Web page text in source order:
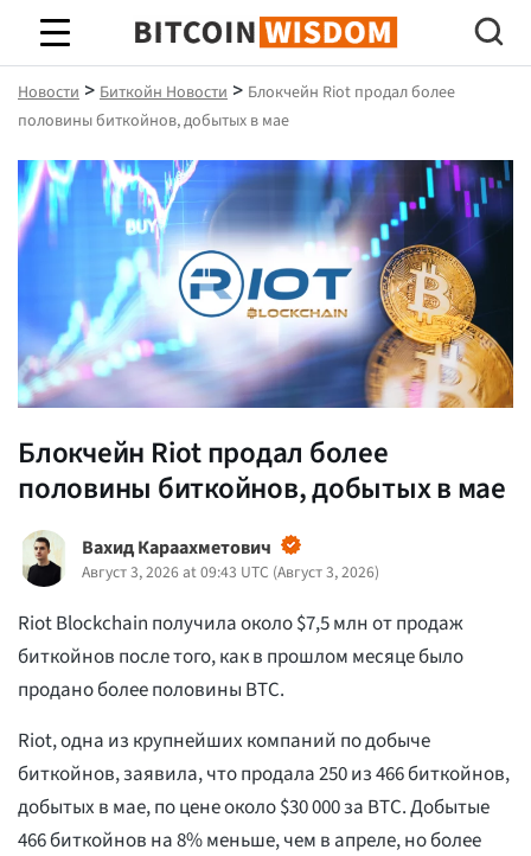
Биткойн Мудрость
Новости > Биткойн Новости > Блокчейн Riot продал более
половины биткойнов, добытых в мае
Блокчейн Riot продал более
половины биткойнов, добытых в мае
Вахид Караахметович
Август 3, 2026 at 09:43 UTC (Август 3, 2026)
Riot Blockchain получила около $7,5 млн от продаж
биткойнов после того, как в прошлом месяце было
продано более половины BTC.
Riot, одна из крупнейших компаний по добыче
биткойнов, заявила, что продала 250 из 466 биткойнов,
добытых в мае, по цене около $30 000 за BTC. Добытые
466 биткойнов на 8% меньше, чем в апреле, но более